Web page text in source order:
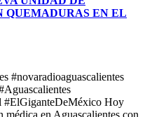
QUEMADURAS EN EL
#novaradioaguascalientes
#ElGiganteDeMéxico Hoy